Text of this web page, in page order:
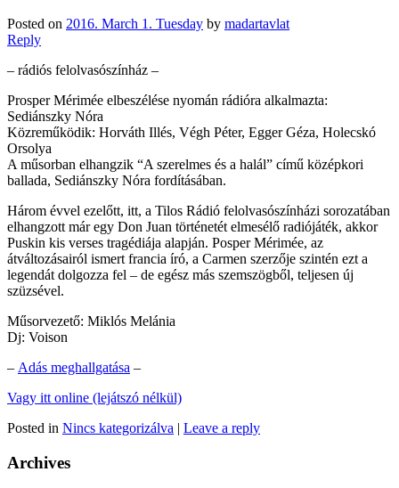
Posted on 2016. March 1. Tuesday by madartavlat
Reply
– rádiós felolvasószínház –
Prosper Mérimée elbeszélése nyomán rádióra alkalmazta:
Sediánszky Nóra
Közreműködik: Horváth Illés, Végh Péter, Egger Géza, Holecskó
Orsolya
A műsorban elhangzik “A szerelmes és a halál” című középkori
ballada, Sediánszky Nóra fordításában.
Három évvel ezelőtt, itt, a Tilos Rádió felolvasószínházi sorozatában
elhangzott már egy Don Juan történetét elmesélő radiójáték, akkor
Puskin kis verses tragédiája alapján. Posper Mérimée, az
átváltozásairól ismert francia író, a Carmen szerzője szintén ezt a
legendát dolgozza fel – de egész más szemszögből, teljesen új
szüzsével.
Műsorvezető: Miklós Melánia
Dj: Voison
– Adás meghallgatása –
Vagy itt online (lejátszó nélkül)
Posted in Nincs kategorizálva | Leave a reply
Archives